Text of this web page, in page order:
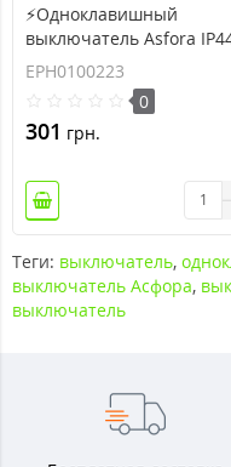
⚡Одноклавишный
выключатель Asfora
кремовый (EPH0100223)
EPH0100223
0
301 грн.
Теги: выключатель,
выключатель Асфора,
выключатель